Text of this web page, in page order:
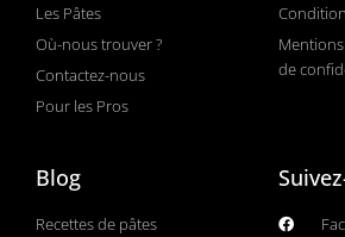
Les Pâtes
Où-nous trouver ?
Contactez-nous
Pour les Pros
de
Blog
Recettes de pâtes